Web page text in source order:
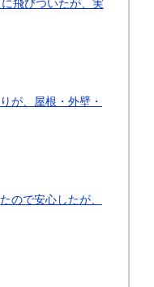
飛びついたが、実
が、屋根・外壁・
ので安心したが、